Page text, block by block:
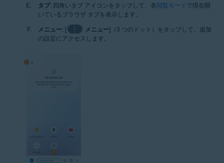
タブ: 四角いタブ アイコンをタップして、各閲覧モードで現在開
いているブラウザ タブを表示します。
メニュー: [ ⋮ メニュー]（3 つのドット）をタップして、追加
の設定にアクセスします。